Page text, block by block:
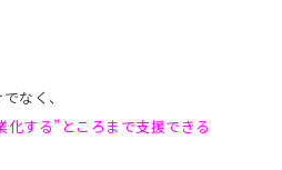
なく、
する”ところまで支援できる